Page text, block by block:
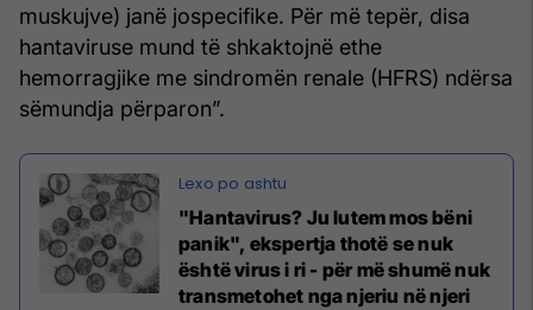
muskujve) janë jospecifike. Për më tepër, disa
hantaviruse mund të shkaktojnë ethe
hemorragjike me sindromën renale (HFRS) ndërsa
sëmundja përparon”.
"Hantavirus? Ju lutem mos bëni
panik", ekspertja thotë se nuk
është virus i ri - për më shumë nuk
transmetohet nga njeriu në njeri